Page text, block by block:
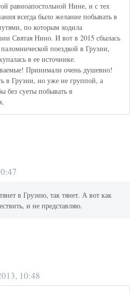
равноапостольной Нине, и с тех
всегда было желание побывать в
по которым ходила
Святая Нино. И вот в 2015 сбылась
поездкой в Грузии,
в ее источнике.
Принимали очень душевно!
в Грузии, но уже не группой, а
без суеты побывать в
в Грузию, так тянет. А вот как
и не представляю.
10:48